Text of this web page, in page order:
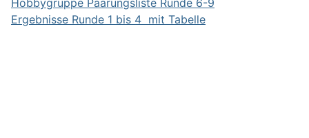
Hobbygruppe Paarungsliste Runde 6-9
Ergebnisse Runde 1 bis 4 mit Tabelle